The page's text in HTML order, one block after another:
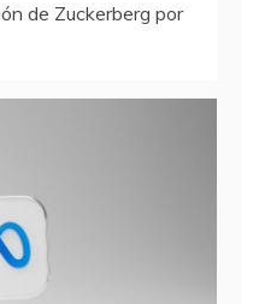
de Zuckerberg por